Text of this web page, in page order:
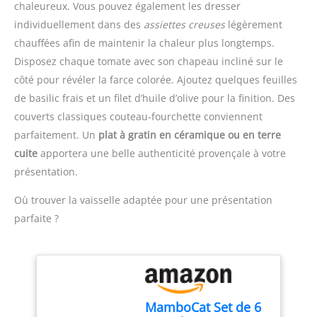
1x Westmark Evideur de
Tomate, Gallant, 5 ans de
garantie, dimensions : 16,6
x 2,7 x 2 cm, poids : 32
grammes, matériau : acier
inoxydable/plastique (PP,
TPE), couleur : noir/rouge,
29202270
idéale pour les fraises,
les poires, les tomates et
pour enlever les graines
des légumes tandis que
la grande (31,75 mm) est
parfaite pour les salades
de fruits et boules de
glace ERGONOMIE : le
manche antidérapant de
ce coupe-fruit est
confortable et permet
le fruit sans percer la
gadget de cuisine
ENTRETIEN : vous pouvez
passer votre cuillère à
melon OXO au lave-
chaleureux. Vous pouvez également les dresser
individuellement dans des assiettes creuseslégèrement
chauffées afin de maintenir la chaleur plus longtemps.
Disposez chaque tomate avec son chapeau incliné sur le
côté pour révéler la farce colorée. Ajoutez quelques feuilles
de basilic frais et un filet d’huile d’olive pour la finition. Des
couverts classiques couteau-fourchette conviennent
parfaitement. Un plat à gratin en céramique ou en terre
cuite apportera une belle authenticité provençale à votre
présentation.
Où trouver la vaisselle adaptée pour une présentation
parfaite ?
MamboCat Set de 6